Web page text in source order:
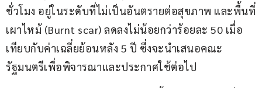
ชั่วโมง อยู่ในระดับที่ไม่เป็นอันตรายต่อสุขภาพ และพื้นที่
เผาไหม้ (Burnt scar) ลดลงไม่น้อยกว่าร้อยละ 50 เมื่อ
เทียบกับค่าเฉลี่ยย้อนหลัง 5 ปี ซึ่งจะนำเสนอคณะ
รัฐมนตรีเพื่อพิจารณาและประกาศใช้ต่อไป